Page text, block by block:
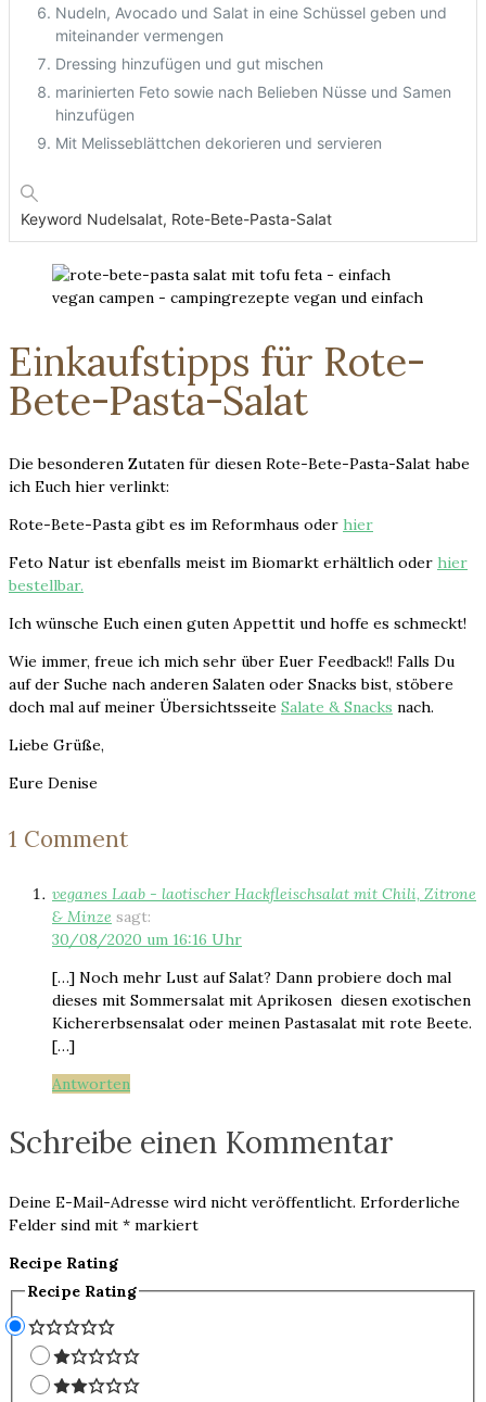
Nudeln, Avocado und Salat in eine Schüssel geben und
miteinander vermengen
Dressing hinzufügen und gut mischen
marinierten Feto sowie nach Belieben Nüsse und Samen
hinzufügen
Mit Melisseblättchen dekorieren und servieren
Keyword Nudelsalat, Rote-Bete-Pasta-Salat
Einkaufstipps für Rote-
Bete-Pasta-Salat
Die besonderen Zutaten für diesen Rote-Bete-Pasta-Salat habe
ich Euch hier verlinkt:
Rote-Bete-Pasta gibt es im Reformhaus oder hier
Feto Natur ist ebenfalls meist im Biomarkt erhältlich oder hier
bestellbar.
Ich wünsche Euch einen guten Appettit und hoffe es schmeckt!
Wie immer, freue ich mich sehr über Euer Feedback!! Falls Du
auf der Suche nach anderen Salaten oder Snacks bist, stöbere
doch mal auf meiner Übersichtsseite Salate & Snacks nach.
Liebe Grüße,
Eure Denise
1 Comment
veganes Laab - laotischer Hackfleischsalat mit Chili, Zitrone
& Minze sagt:
30/08/2020 um 16:16 Uhr
[…] Noch mehr Lust auf Salat? Dann probiere doch mal
dieses mit Sommersalat mit Aprikosen diesen exotischen
Kichererbsensalat oder meinen Pastasalat mit rote Beete.
[…]
Antworten
Schreibe einen Kommentar
Deine E-Mail-Adresse wird nicht veröffentlicht. Erforderliche
Felder sind mit * markiert
Recipe Rating
Recipe Rating